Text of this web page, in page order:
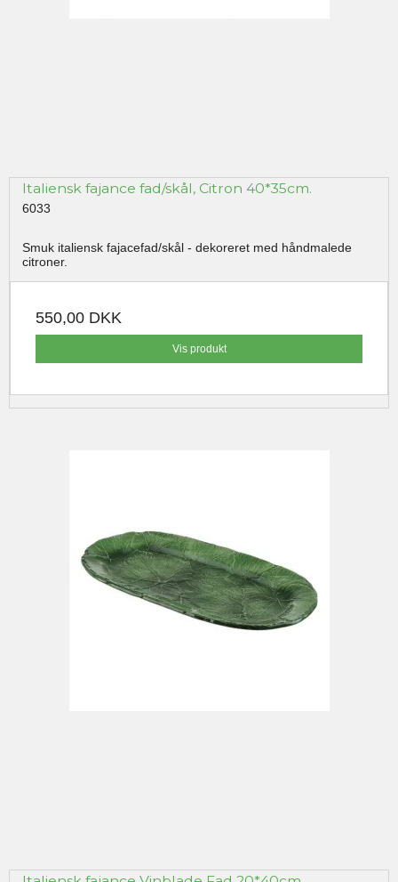
Italiensk fajance fad/skål, Citron 40*35cm.
6033
Smuk italiensk fajacefad/skål - dekoreret med håndmalede
citroner.
550,00 DKK
Vis produkt